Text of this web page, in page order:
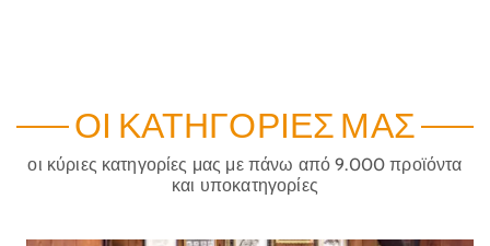
ΟΙ ΚΑΤΗΓΟΡΊΕΣ ΜΑΣ
οι κύριες κατηγορίες μας με πάνω από 9.000 προϊόντα
και υποκατηγορίες